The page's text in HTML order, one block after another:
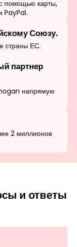
помощью карты,
PayPal.
Союзу.
страны ЕС.
партнер
напрямую
2 миллионов
и ответы